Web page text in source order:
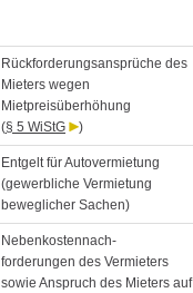
Rückforderungsansprüche des
Mieters wegen
Mietpreisüberhöhung
(§ 5 WiStG )
Entgelt für Autovermietung
(gewerbliche Vermietung
beweglicher Sachen)
Nebenkostennach-
forderungen des Vermieters
sowie Anspruch des Mieters auf